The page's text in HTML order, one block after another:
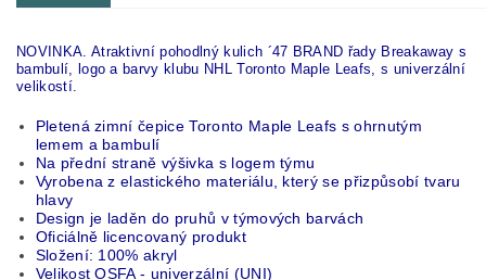
NOVINKA. Atraktivní pohodlný kulich ´47 BRAND řady Breakaway s
bambulí, logo a barvy klubu NHL Toronto Maple Leafs, s univerzální
velikostí.
Pletená zimní čepice Toronto Maple Leafs s ohrnutým
lemem a bambulí
Na přední straně výšivka s logem týmu
Vyrobena z elastického materiálu, který se přizpůsobí tvaru
hlavy
Design je laděn do pruhů v týmových barvách
Oficiálně licencovaný produkt
Složení: 100% akryl
Velikost OSFA - univerzální (UNI)